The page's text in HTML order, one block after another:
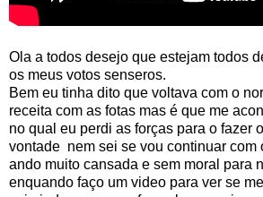
Ola a todos desejo que estejam todos
os meus votos senseros.
Bem eu tinha dito que voltava com o
receita com as fotas mas é que me
no qual eu perdi as forças para o fazer
vontade nem sei se vou continuar com
ando muito cansada e sem moral para
enquando faço um video para ver se